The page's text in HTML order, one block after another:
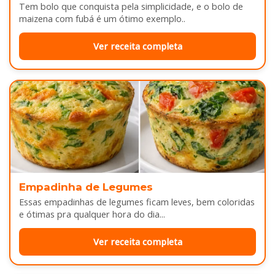
Tem bolo que conquista pela simplicidade, e o bolo de
maizena com fubá é um ótimo exemplo..
Ver receita completa
Empadinha de Legumes
Essas empadinhas de legumes ficam leves, bem coloridas
e ótimas pra qualquer hora do dia...
Ver receita completa